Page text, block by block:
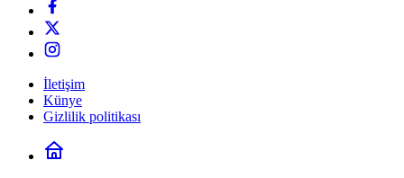
İletişim
Künye
Gizlilik politikası